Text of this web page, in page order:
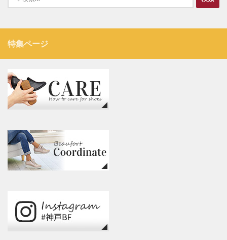
索:
特集ページ